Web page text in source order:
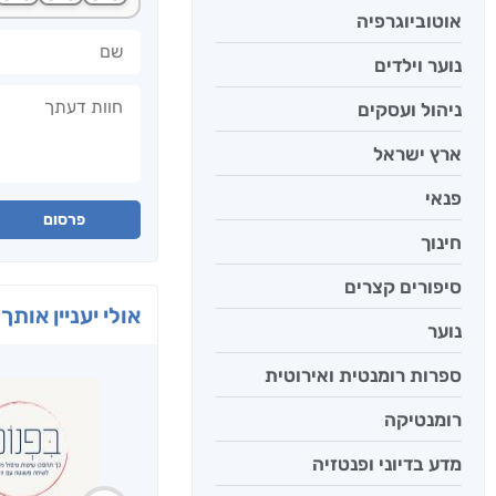
אוטוביוגרפיה
נוער וילדים
ניהול ועסקים
ארץ ישראל
פנאי
חינוך
סיפורים קצרים
נוער
ספרות רומנטית ואירוטית
רומנטיקה
מדע בדיוני ופנטזיה
פרסום
אולי יעניין